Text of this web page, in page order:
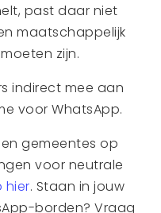
past daar niet
maatschappelijk
zijn.
indirect mee aan
voor WhatsApp.
gemeentes op
voor neutrale
hier. Staan in jouw
borden? Vraag